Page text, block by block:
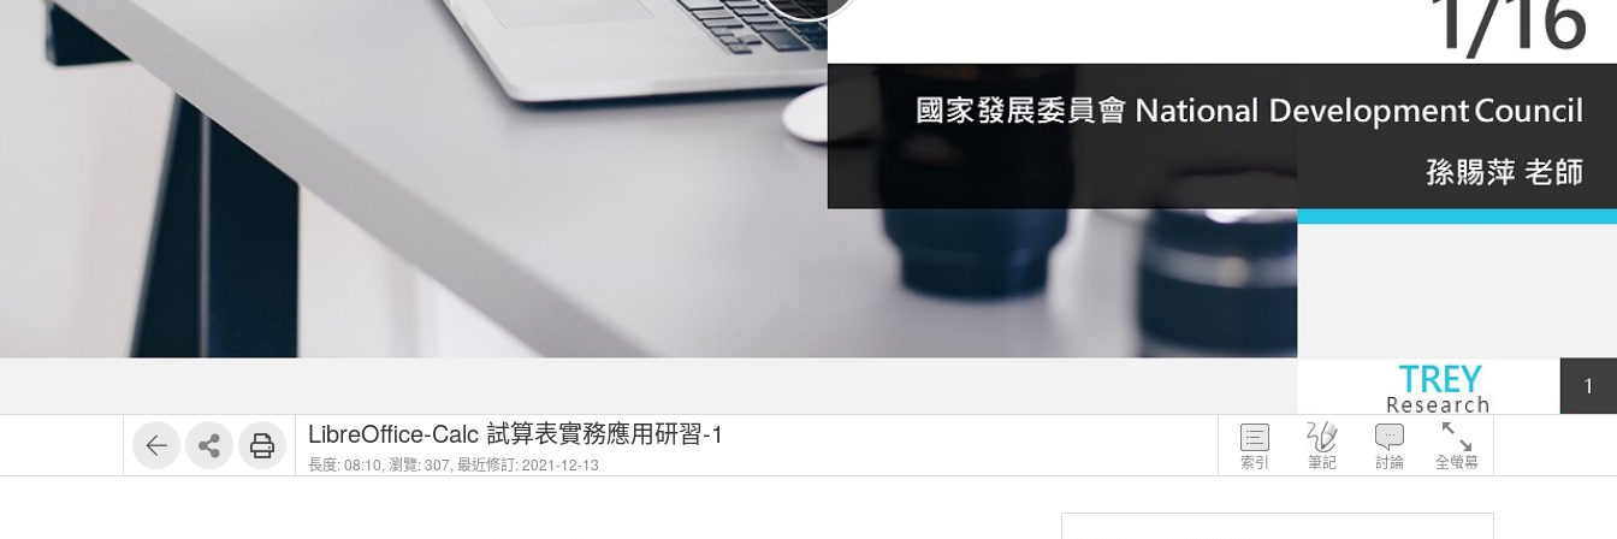
索引 筆記 討論 全螢幕
LibreOffice-Calc 試算表實務應用研習-1
長度: 08:10, 瀏覽: 307, 最近修訂: 2021-12-13